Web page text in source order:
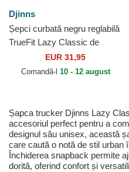
Djinns
Șepci curbată negru reglabilă
TrueFit Lazy Classic de
EUR 31,95
Comandă-l 10 - 12 august
Șapca trucker Djinns Lazy
accesoriul perfect pentru a
designul său unisex, această
care caută o notă de stil urban
Închiderea snapback permite
dorită, oferind confort și